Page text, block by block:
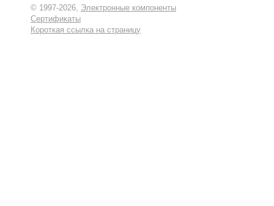
© 1997-2026, Электронные компоненты
Сертификаты
Короткая ссылка на страницу